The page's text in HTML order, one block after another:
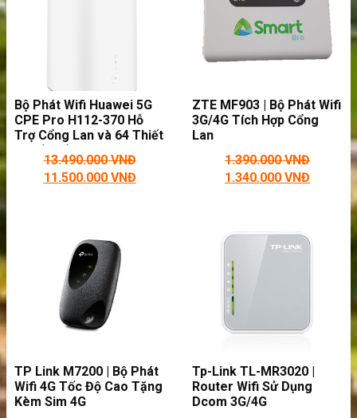
Chia sẻ tệp
Mifi 8800L giúp bạn chia sẻ tệp nhanh chóng
khi được kết nối wifi với nó.
Bộ Phát Wifi Huawei 5G
CPE Pro H112-370 Hỗ
Trợ Cổng Lan và 64 Thiết
Bị Kết Nối
13.490.000VNĐ
11.500.000 VNĐ
ZTE MF903 | Bộ Phát Wifi
3G/4G Tích Hợp Cổng
Lan
1.390.000VNĐ
1.340.000 VNĐ
TP Link M7200 | Bộ Phát
Wifi 4G Tốc Độ Cao Tặng
Kèm Sim 4G
Tp-Link TL-MR3020 |
Router Wifi Sử Dụng
Dcom 3G/4G